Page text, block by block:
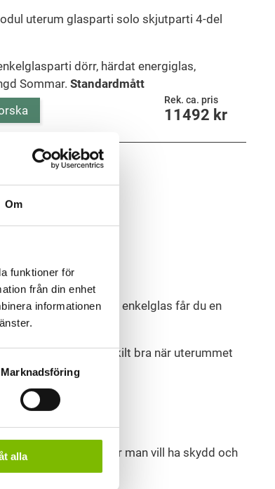
Om
funktioner för
från din enhet
informationen
Marknadsföring
alla
dörr, härdat energiglas,
Sommar.Standardmått
Rek. ca. pris
11492 kr
för
Med glaspartier med enkelglas får du en
De passar särskilt bra när uterummet
för miljöer där man vill ha skydd och